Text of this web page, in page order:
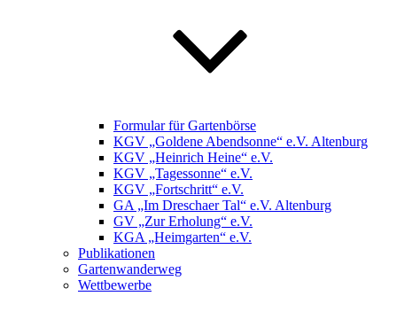
Formular für Gartenbörse
KGV „Goldene Abendsonne“ e.V. Altenburg
KGV „Heinrich Heine“ e.V.
KGV „Tagessonne“ e.V.
KGV „Fortschritt“ e.V.
GA „Im Dreschaer Tal“ e.V. Altenburg
GV „Zur Erholung“ e.V.
KGA „Heimgarten“ e.V.
Publikationen
Gartenwanderweg
Wettbewerbe